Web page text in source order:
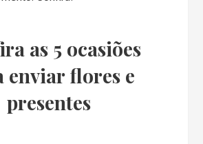
as 5 ocasiões
enviar flores e
presentes